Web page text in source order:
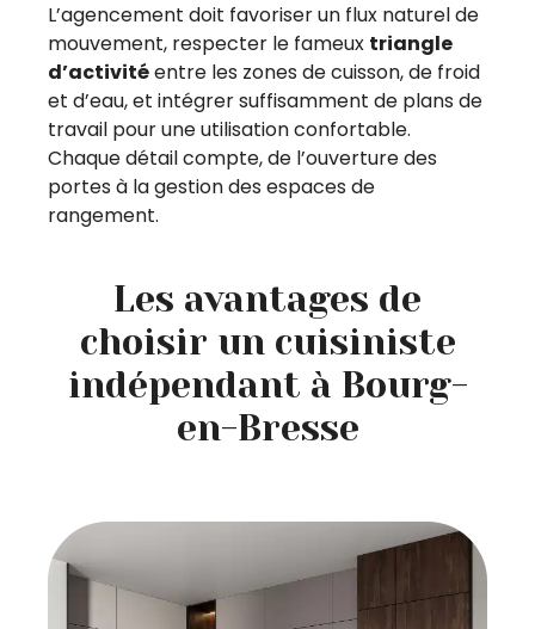
L’agencement doit favoriser un flux naturel de
mouvement, respecter le fameux triangle
d’activitéentre les zones de cuisson, de froid
et d’eau, et intégrer suffisamment de plans de
travail pour une utilisation confortable.
Chaque détail compte, de l’ouverture des
portes à la gestion des espaces de
rangement.
Les avantages de
choisir un cuisiniste
indépendant à Bourg-
en-Bresse